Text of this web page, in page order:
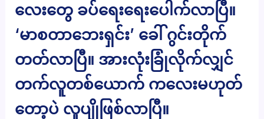
လေးတွေ ခပ်ရေးရေးပေါက်လာပြီ။
‘မာစတာဘေးရှင်း’ ခေါ် ဂွင်းတိုက်
တတ်လာပြီ။ အားလုံးခြုံလိုက်လျှင်
တက်လူတစ်ယောက် ကလေးမဟုတ်
တော့ပဲ လူပျိုဖြစ်လာပြီ။